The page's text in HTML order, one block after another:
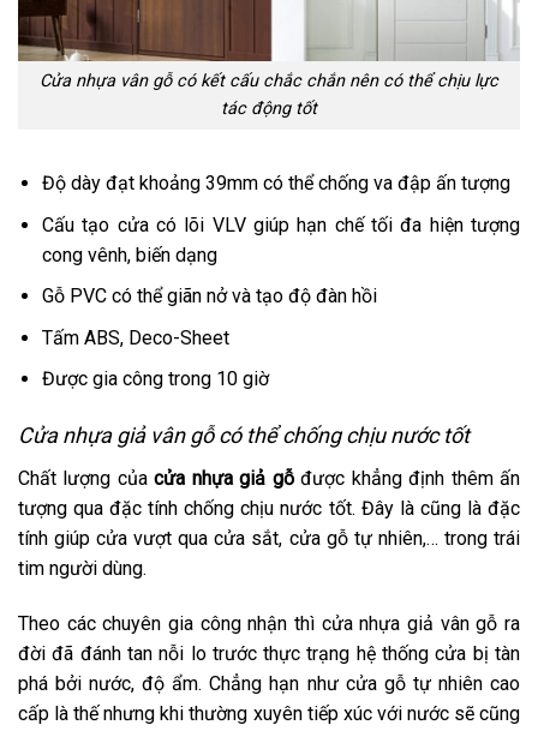
Cửa nhựa vân gỗ có kết cấu chắc chắn nên có thể chịu lực
tác động tốt
Độ dày đạt khoảng 39mm có thể chống va đập ấn tượng
Cấu tạo cửa có lõi VLV giúp hạn chế tối đa hiện tượng
cong vênh, biến dạng
Gỗ PVC có thể giãn nở và tạo độ đàn hồi
Tấm ABS, Deco-Sheet
Được gia công trong 10 giờ
Cửa nhựa giả vân gỗ có thể chống chịu nước tốt
Chất lượng củacửa nhựa giả gỗđược khẳng định thêm ấn
tượng qua đặc tính chống chịu nước tốt. Đây là cũng là đặc
tính giúp cửa vượt qua cửa sắt, cửa gỗ tự nhiên,… trong trái
tim người dùng.
Theo các chuyên gia công nhận thì cửa nhựa giả vân gỗ ra
đời đã đánh tan nỗi lo trước thực trạng hệ thống cửa bị tàn
phá bởi nước, độ ẩm. Chẳng hạn như cửa gỗ tự nhiên cao
cấp là thế nhưng khi thường xuyên tiếp xúc với nước sẽ cũng